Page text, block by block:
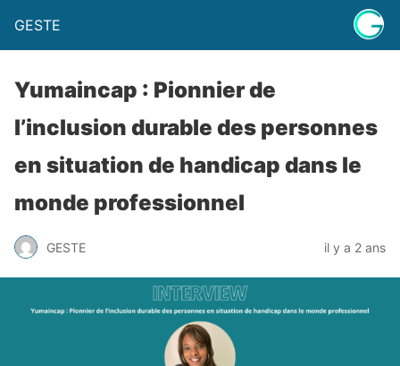
GESTE
Yumaincap : Pionnier de
l’inclusion durable des personnes
en situation de handicap dans le
monde professionnel
GESTE il y a 2 ans